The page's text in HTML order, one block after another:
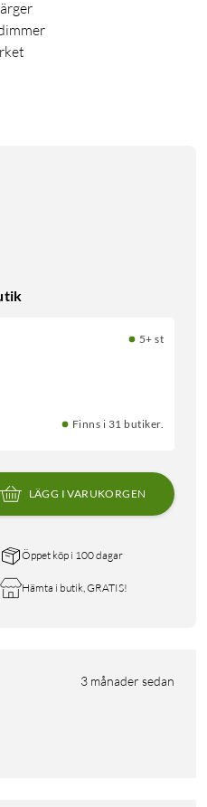
5+ st
Finns i 31 butiker.
LÄGG I VARUKORGEN
Öppet köp i 100 dagar
Hämta i butik, GRATIS!
3 månader sedan